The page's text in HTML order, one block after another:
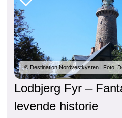
© Destination Nordvestkysten | Foto:
Lodbjerg Fyr –
levende historie